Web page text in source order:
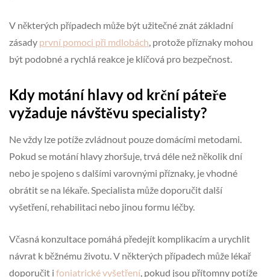
V některých případech může být užitečné znát základní
zásady první pomoci při mdlobách, protože příznaky mohou
být podobné a rychlá reakce je klíčová pro bezpečnost.
Kdy motání hlavy od krční páteře
vyžaduje návštěvu specialisty?
Ne vždy lze potíže zvládnout pouze domácími metodami.
Pokud se motání hlavy zhoršuje, trvá déle než několik dní
nebo je spojeno s dalšími varovnými příznaky, je vhodné
obrátit se na lékaře. Specialista může doporučit další
vyšetření, rehabilitaci nebo jinou formu léčby.
Včasná konzultace pomáhá předejít komplikacím a urychlit
návrat k běžnému životu. V některých případech může lékař
doporučit i foniatrické vyšetření, pokud jsou přítomny potíže